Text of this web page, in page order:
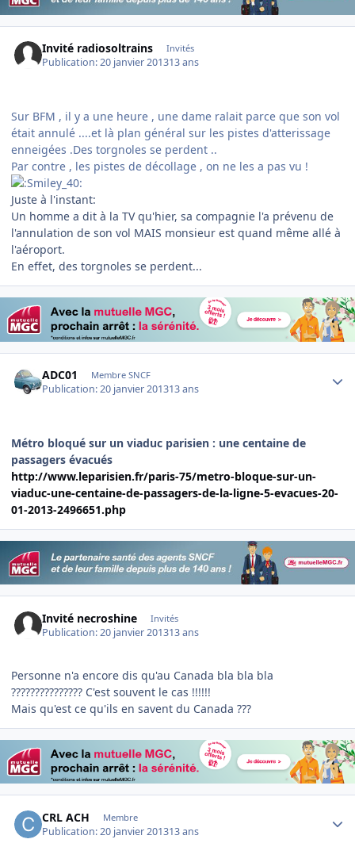
Invité radiosoltrains Invités
Publication:20 janvier 201313 ans
Sur BFM , il y a une heure , une dame ralait parce que son vol
était annulé ....et là plan général sur les pistes d'atterissage
enneigées .Des torgnoles se perdent ..
Par contre , les pistes de décollage , on ne les a pas vu !
Juste à l'instant:
Un homme a dit à la TV qu'hier, sa compagnie l'a prévenu de
l'annulation de son vol MAIS monsieur est quand même allé à
l'aéroport.
En effet, des torgnoles se perdent...
ADC01 Membre SNCF
Publication:20 janvier 201313 ans
Métro bloqué sur un viaduc parisien : une centaine de
passagers évacués
http://www.leparisien.fr/paris-75/metro-bloque-sur-un-
viaduc-une-centaine-de-passagers-de-la-ligne-5-evacues-20-
01-2013-2496651.php
Invité necroshine Invités
Publication:20 janvier 201313 ans
Personne n'a encore dis qu'au Canada bla bla bla
??????????????? C'est souvent le cas !!!!!!
Mais qu'est ce qu'ils en savent du Canada ???
CRL ACH Membre
Publication:20 janvier 201313 ans